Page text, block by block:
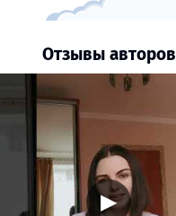
Отзывы авторов
▶